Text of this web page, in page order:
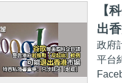
【
出
政府
平台